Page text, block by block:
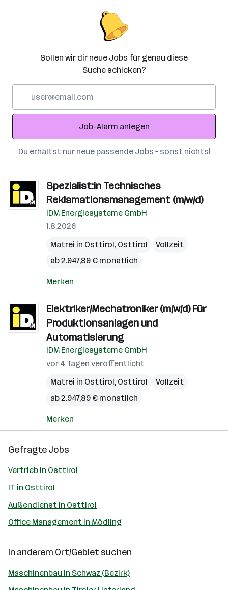
Sollen wir dir neue Jobs für genau diese
Suche schicken?
Adresse
Job-Alarm anlegen
Du erhältst nur neue passende Jobs – sonst nichts!
Spezialist:in Technisches
Reklamationsmanagement (m/w/d)
iDM Energiesysteme GmbH
1.8.2026
Matrei in Osttirol, Osttirol
Vollzeit
ab 2.947,89 € monatlich
Merken
Elektriker/Mechatroniker (m/w/d) Für
Produktionsanlagen und
Automatisierung
iDM Energiesysteme GmbH
vor 4 Tagen veröffentlicht
Matrei in Osttirol, Osttirol
Vollzeit
ab 2.947,89 € monatlich
Merken
Gefragte Jobs
Vertrieb in Osttirol
IT in Osttirol
Außendienst in Osttirol
Office Management in Mödling
In anderem Ort/Gebiet suchen
Maschinenbau in Schwaz (Bezirk)